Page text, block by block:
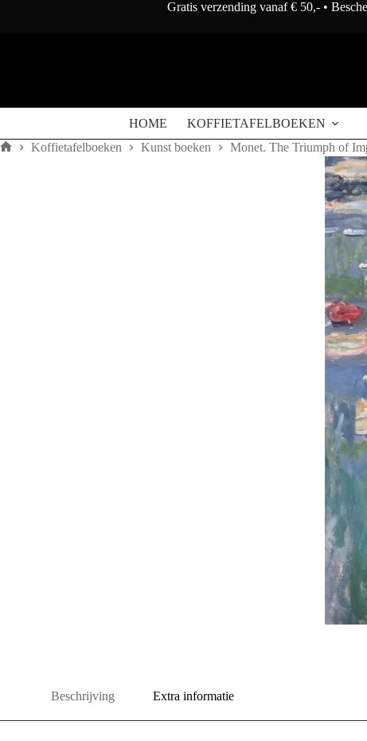
Gratis verzending vanaf € 50,- •
HOME KOFFIETAFELBOEKEN
Koffietafelboeken Kunst boeken Monet. The Triumph of
Beschrijving Extra informatie